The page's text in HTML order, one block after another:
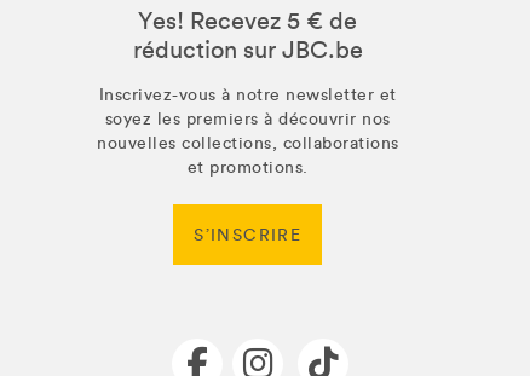
Yes! Recevez 5 € de
réduction sur JBC.be
Inscrivez-vous à notre newsletter et
soyez les premiers à découvrir nos
nouvelles collections, collaborations
et promotions.
S’INSCRIRE